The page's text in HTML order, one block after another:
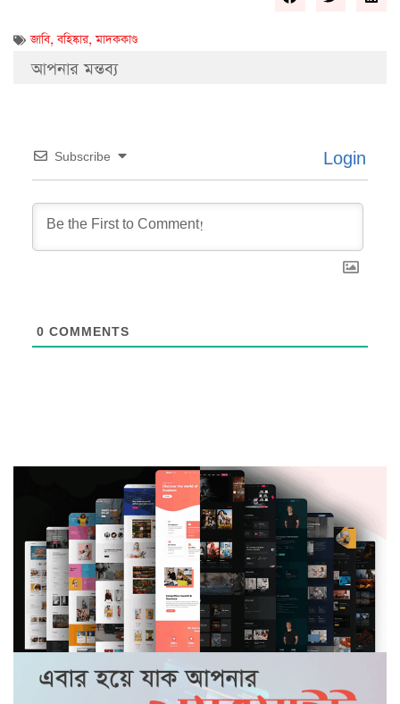
জাবি,বহিষ্কার,মাদককাণ্ড
আপনার মন্তব্য
Subscribe Login
0 COMMENTS